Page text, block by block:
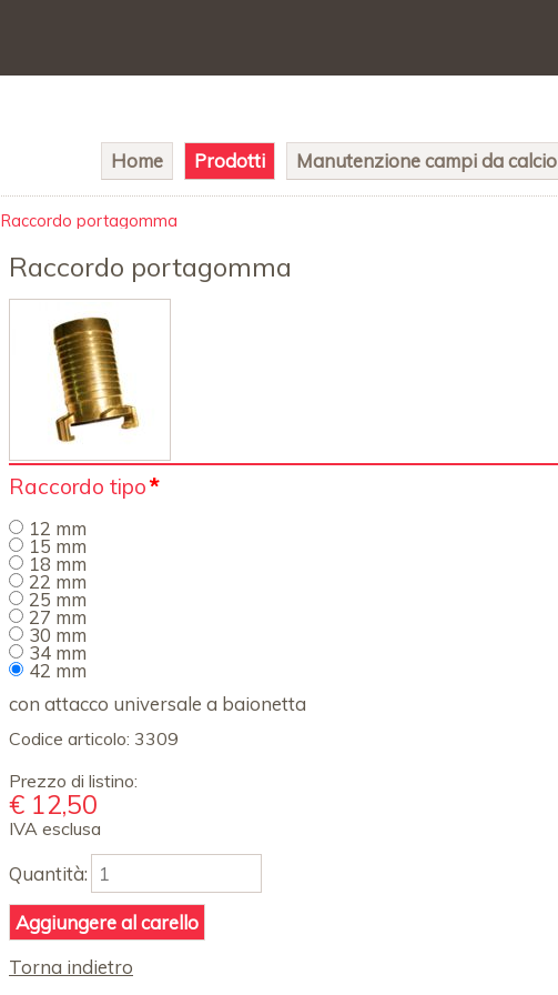
Salta
Home Prodotti Manutenzione campi da calcio
Raccordo portagomma
Raccordo portagomma
Campo
Raccordo tipo*
12 mm
15 mm
18 mm
22 mm
25 mm
27 mm
30 mm
34 mm
42 mm
con attacco universale a baionetta
Codice articolo: 3309
Prezzo di listino:
€ 12,50
IVA esclusa
Quantità:
Torna indietro